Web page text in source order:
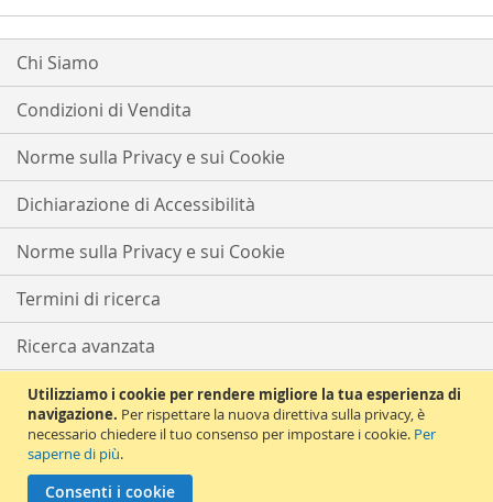
Utilizziamo i cookie per rendere migliore la tua esperienza di
navigazione. Per rispettare la nuova direttiva sulla privacy, è
necessario chiedere il tuo consenso per impostare i cookie. Per
saperne di più.
Consenti i cookie
Chi Siamo
Condizioni di Vendita
Norme sulla Privacy e sui Cookie
Dichiarazione di Accessibilità
Norme sulla Privacy e sui Cookie
Termini di ricerca
Ricerca avanzata
Ordini e resi
Contattaci
Copyright © 2021 Solema Tutti i diritti riservati | Partita iva e CF